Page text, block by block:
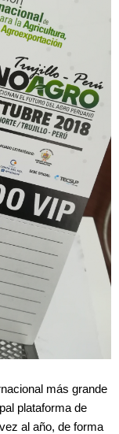
más grande
plataforma de
al año, de forma